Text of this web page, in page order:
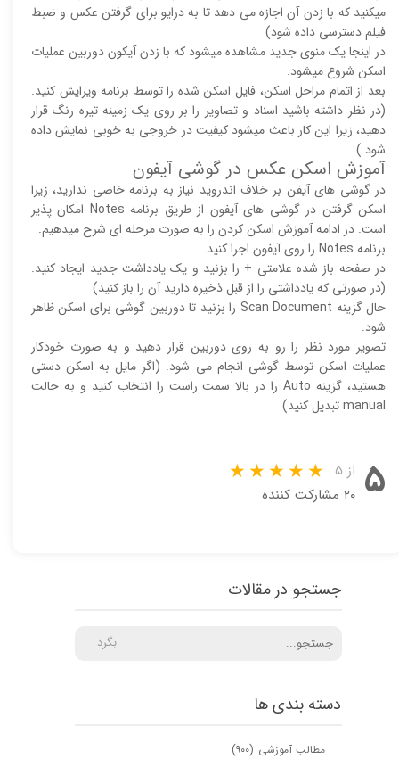
میکنید که با زدن آن اجازه می دهد تا به درایو برای گرفتن عکس و ضبط
فیلم دسترسی داده شود)
در اینجا یک منوی جدید مشاهده میشود که با زدن آیکون دوربین عملیات
اسکن شروع میشود.
بعد از اتمام مراحل اسکن، فایل اسکن شده را توسط برنامه ویرایش کنید.
(در نظر داشته باشید اسناد و تصاویر را بر روی یک زمینه تیره رنگ قرار
دهید، زیرا این کار باعث میشود کیفیت در خروجی به خوبی نمایش داده
شود.)
آموزش اسکن عکس در گوشی آیفون
در گوشی های آیفن بر خلاف اندروید نیاز به برنامه خاصی ندارید، زیرا
اسکن گرفتن در گوشی های آیفون از طریق برنامه Notes امکان پذیر
است. در ادامه آموزش اسکن کردن را به صورت مرحله ای شرح میدهیم.
برنامه Notes را روی آیفون اجرا کنید.
در صفحه باز شده علامتی + را بزنید و یک یادداشت جدید ایجاد کنید.
(در صورتی که یادداشتی را از قبل ذخیره دارید آن را باز کنید)
حال گزینه Scan Document را بزنید تا دوربین گوشی برای اسکن ظاهر
شود.
تصویر مورد نظر را رو به روی دوربین قرار دهید و به صورت خودکار
عملیات اسکن توسط گوشی انجام می شود. (اگر مایل به اسکن دستی
هستید، گزینه Auto را در بالا سمت راست را انتخاب کنید و به حالت
manual تبدیل کنید)
۵ از ۵
۲۰ مشارکت کننده
دسته بندی ها
مطالب آموزشی (۹۰۰)
جستجو در مقالات
بگرد